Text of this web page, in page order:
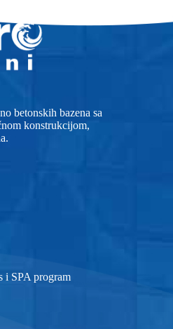
betonskih bazena sa
konstrukcijom,
i SPA program